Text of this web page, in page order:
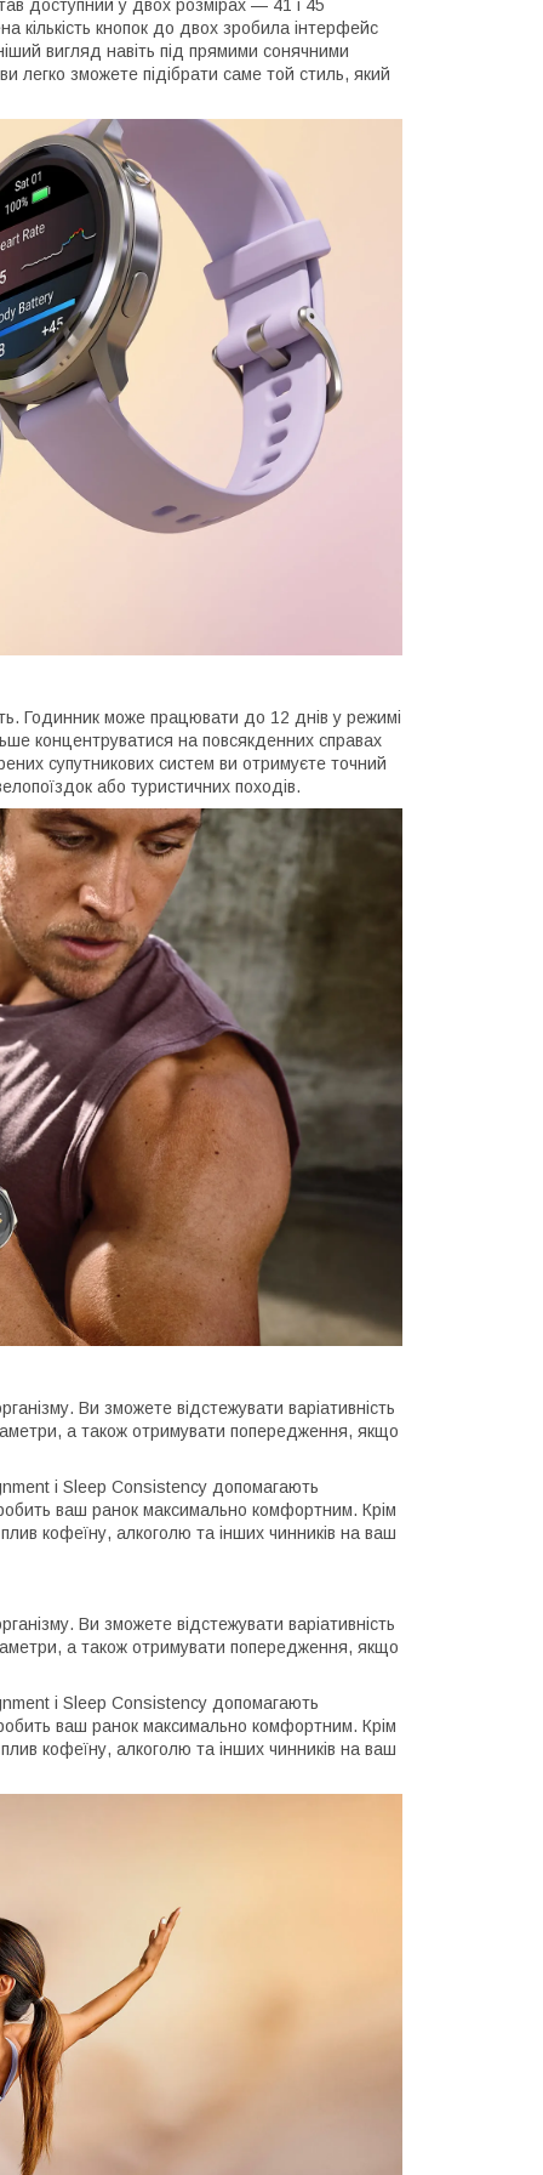
доступний у двох розмірах — 41 і 45
кількість кнопок до двох зробила інтерфейс
вигляд навіть під прямими сонячними
легко зможете підібрати саме той стиль, який
Годинник може працювати до 12 днів у режимі
концентруватися на повсякденних справах
супутникових систем ви отримуєте точний
або туристичних походів.
Ви зможете відстежувати варіативність
а також отримувати попередження, якщо
і Sleep Consistency допомагають
ваш ранок максимально комфортним. Крім
кофеїну, алкоголю та інших чинників на ваш
Ви зможете відстежувати варіативність
а також отримувати попередження, якщо
і Sleep Consistency допомагають
ваш ранок максимально комфортним. Крім
кофеїну, алкоголю та інших чинників на ваш